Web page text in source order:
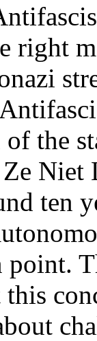
right
the
Niet
ten